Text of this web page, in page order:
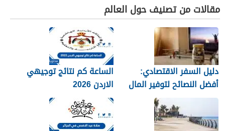
مقالات من تصنيف حول العالم
دليل السفر الاقتصادي:
أفضل النصائح لتوفير المال
الساعة كم نتائج توجيهي
الاردن 2026